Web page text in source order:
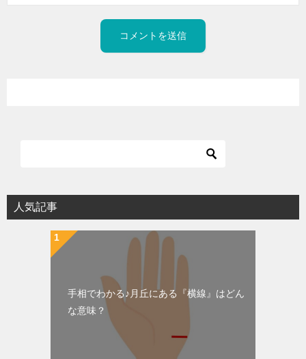
人気記事
手相でわかる♪月丘にある『横線』はどん
な意味？